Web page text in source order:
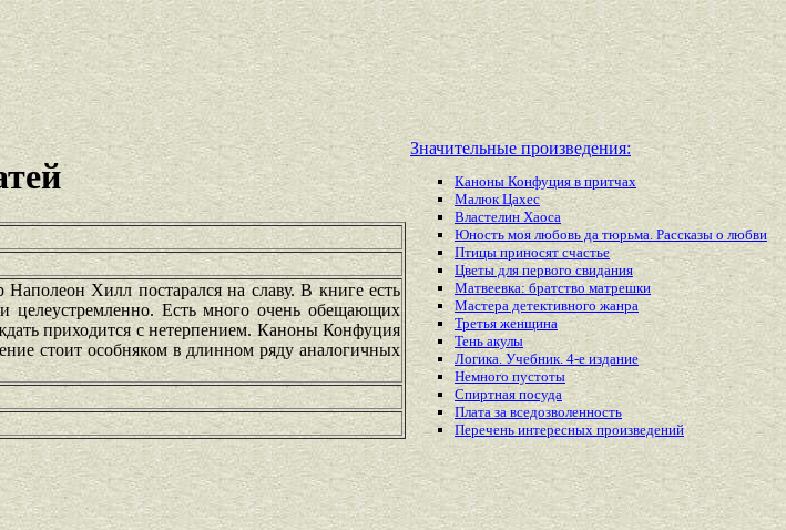
Хилл постарался на славу. В книге есть
целеустремленно. Есть много очень обещающих
приходится с нетерпением. Каноны Конфуция
стоит особняком в длинном ряду аналогичных
Значительные произведения:
Каноны Конфуция в притчах
Малюк Цахес
Властелин Хаоса
Юность моя любовь да тюрьма. Рассказы о любви
Птицы приносят счастье
Цветы для первого свидания
Матвеевка: братство матрешки
Мастера детективного жанра
Третья женщина
Тень акулы
Логика. Учебник. 4-е издание
Немного пустоты
Спиртная посуда
Плата за вседозволенность
Переченьинтересных произведений